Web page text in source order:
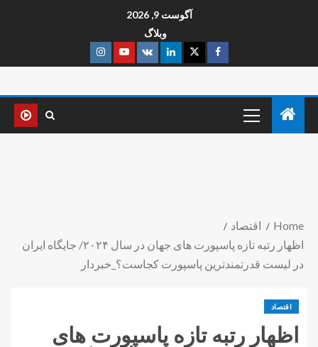
آگوست 9, 2026
وبلاگ
Home
اقتصاد
اظهار رتبه تازه پاسپورت های جهان در سال ۲۰۲۴/ جایگاه ایران
در لیست قدرتمندترین پاسپورت کجاست؟_خبردار
اقتصاد
اظهار رتبه تازه پاسپورت های